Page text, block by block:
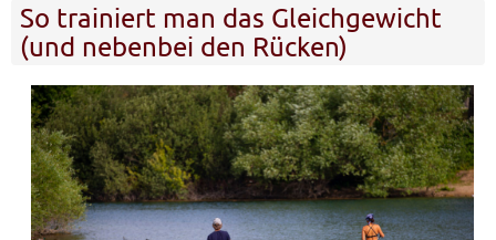
So trainiert man das Gleichgewicht
(und nebenbei den Rücken)